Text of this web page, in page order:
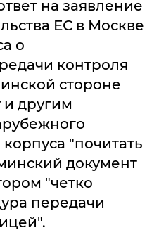
на заявление
ЕС в Москве
о
контроля
стороне
и другим
"почитать
документ
"четко
передачи